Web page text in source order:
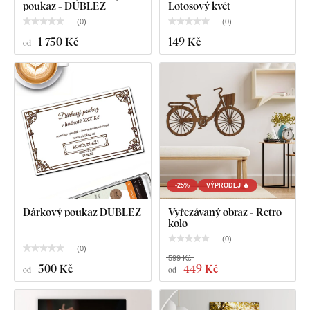
poukaz - DUBLEZ
(0)
od 1 750 Kč
Lotosový květ
(0)
149 Kč
Dárkový poukaz DUBLEZ
(0)
od 500 Kč
-25% VÝPRODEJ 🔥
Vyřezávaný obraz - Retro
kolo
(0)
od 449 Kč
599 Kč